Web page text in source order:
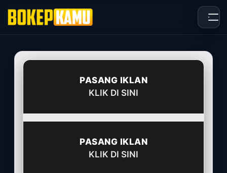
PASANG IKLAN
KLIK DI SINI
PASANG IKLAN
KLIK DI SINI